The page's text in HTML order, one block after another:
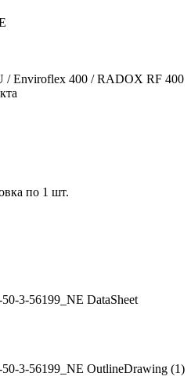
/ Enviroflex 400 / RADOX RF 400
по 1 шт.
3-56199_NE DataSheet
3-56199_NE OutlineDrawing (1)